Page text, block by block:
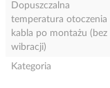
Dopuszczalna
temperatura otoczenia
kabla po montażu (bez
wibracji)
Kategoria